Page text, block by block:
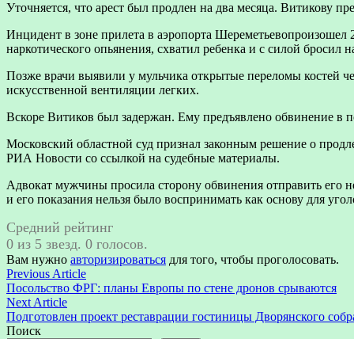
Уточняется, что арест был продлен на два месяца. Витикову
Инцидент в зоне прилета в аэропорта
наркотического опьянения, схватил ребенка и с силой бросил
Позже врачи выявили у мульчика открытые переломы костей
искусственной вентиляции легких.
Вскоре Витиков был задержан. Ему предъявлено обвинение
Московский областной суд признал законным решение о
РИА Новости со ссылкой на судебные материалы.
Адвокат мужчины просила сторону обвинения отправить его
и его показания нельзя было воспринимать как основу для
Средний рейтинг
0 из 5 звезд. 0 голосов.
Вам нужно авторизироваться для того, чтобы проголосовать.
Навигация
по
записям
Previous ArticlePrevious
article:
Посольство ФРГ: планы Европы по стене дронов срываются
Next ArticleNext
article:
Подготовлен проект реставрации гостиницы Дворянского
Поиск